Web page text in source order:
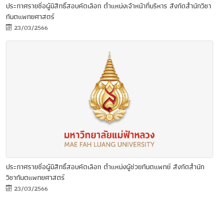
ประกาศรายชื่อผู้มีสิทธิ์สอบคัดเลือก ตำแหน่งเจ้าหน้าที่บริหาร สังกัดสำนักวิชา
ทันตแพทยศาสตร์
23/03/2566
ประกาศรายชื่อผู้มีสิทธิ์สอบคัดเลือก ตำแหน่งผู้ช่วยทันตแพทย์ สังกัดสำนัก
วิชาทันตแพทยศาสตร์
23/03/2566